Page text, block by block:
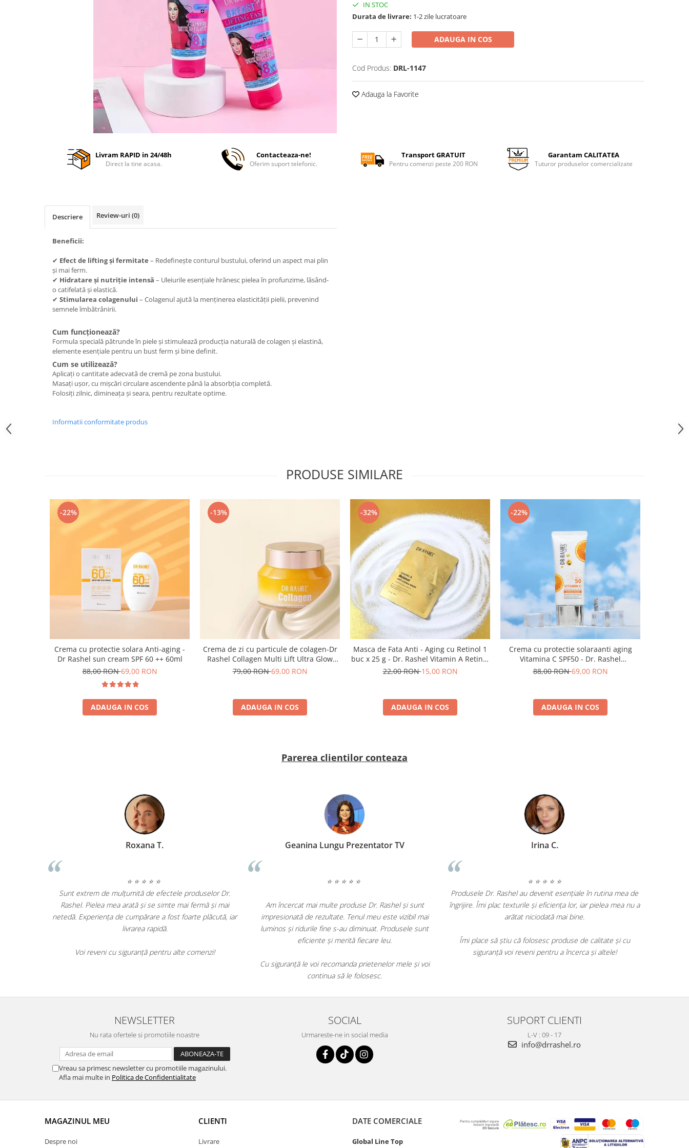
IN STOC
Durata de livrare: 1-2 zile lucratoare
ADAUGA IN COS
Cod Produs: DRL-1147
Adauga la Favorite
Livram RAPID in 24/48h
Direct la tine acasa.
Contacteaza-ne!
Oferim suport telefonic.
Transport GRATUIT
Pentru comenzi peste 200 RON
Garantam CALITATEA
Tuturor produselor comercializate
Descriere Review-uri (0)
Beneficii:
✔ Efect de lifting și fermitate – Redefinește conturul bustului, oferind un aspect mai plin
și mai ferm.
✔ Hidratare și nutriție intensă – Uleiurile esențiale hrănesc pielea în profunzime, lăsând-
o catifelată și elastică.
✔ Stimularea colagenului – Colagenul ajută la menținerea elasticității pielii, prevenind
semnele îmbătrânirii.
Cum funcționează?
Formula specială pătrunde în piele și stimulează producția naturală de colagen și elastină,
elemente esențiale pentru un bust ferm și bine definit.
Cum se utilizează?
Aplicați o cantitate adecvată de cremă pe zona bustului.
Masați ușor, cu mișcări circulare ascendente până la absorbția completă.
Folosiți zilnic, dimineața și seara, pentru rezultate optime.
Informatii conformitate produs
PRODUSE SIMILARE
-22%
Crema cu protectie solara Anti-aging -
Dr Rashel sun cream SPF 60 ++ 60ml
88,00 RON69,00 RON
ADAUGA IN COS
-13%
Crema de zi cu particule de colagen-Dr
Rashel Collagen Multi Lift Ultra Glow
Day Cream 50gr
79,00 RON69,00 RON
ADAUGA IN COS
-32%
Masca de Fata Anti - Aging cu Retinol 1
buc x 25 g - Dr. Rashel Vitamin A Retinol
Anti-Aging Mask
22,00 RON15,00 RON
ADAUGA IN COS
-22%
Crema cu protectie solaraanti aging
Vitamina C SPF50 - Dr. Rashel
Brightening and Anti-Aging Sunscreen -
88,00 RON69,00 RON
ADAUGA IN COS
Parerea clientilor conteaza
Roxana T.
⭐ ⭐ ⭐ ⭐ ⭐
Sunt extrem de mulțumită de efectele produselor Dr.
Rashel. Pielea mea arată și se simte mai fermă și mai
netedă. Experiența de cumpărare a fost foarte plăcută, iar
livrarea rapidă.
Voi reveni cu siguranță pentru alte comenzi!
Geanina Lungu Prezentator TV
⭐ ⭐ ⭐ ⭐ ⭐
Am încercat mai multe produse Dr. Rashel și sunt
impresionată de rezultate. Tenul meu este vizibil mai
luminos și ridurile fine s-au diminuat. Produsele sunt
eficiente și merită fiecare leu.
Cu siguranță le voi recomanda prietenelor mele și voi
continua să le folosesc.
Irina C.
⭐ ⭐ ⭐ ⭐ ⭐
Produsele Dr. Rashel au devenit esențiale în rutina mea de
îngrijire. Îmi plac texturile și eficiența lor, iar pielea mea nu a
arătat niciodată mai bine.
Îmi place să știu că folosesc produse de calitate și cu
siguranță voi reveni pentru a încerca și altele!
NEWSLETTER
Nu rata ofertele si promotiile noastre
Vreau sa primesc newsletter cu promotiile magazinului.
Afla mai multe in Politica de Confidentialitate
SOCIAL
Urmareste-ne in social media
SUPORT CLIENTI
L-V : 09 - 17
info@drrashel.ro
MAGAZINUL MEU
Despre noi
CLIENTI
Livrare
DATE COMERCIALE
Global Line Top